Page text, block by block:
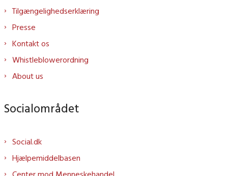
Tilgængelighedserklæring
Presse
Kontakt os
Whistleblowerordning
About us
Socialområdet
Social.dk
Hjælpemiddelbasen